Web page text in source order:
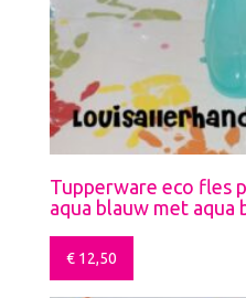
Tupperware eco fles
aqua blauw met
€ 12,50